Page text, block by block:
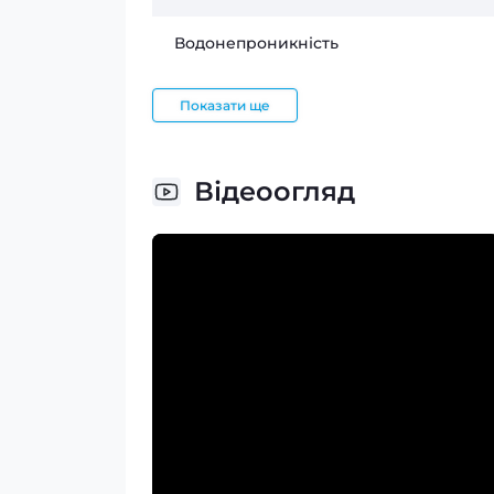
Водонепроникність
Показати ще
Відеоогляд